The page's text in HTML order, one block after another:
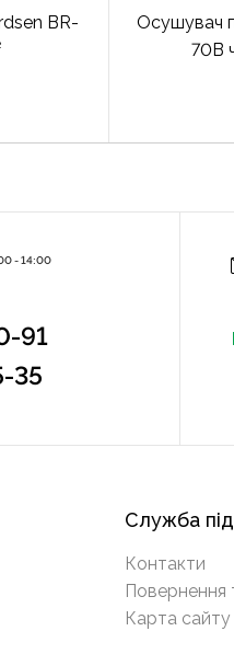
BR-
Осушувач
70B
- 14:00
91
35
Служба
Контакти
Повернення
Карта сайту